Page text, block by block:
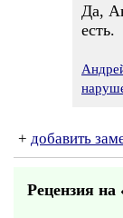
Да,
есть.
+ добавить
Рецензия на